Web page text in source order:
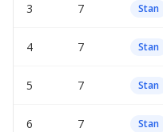
3 7 Stan
4 7 Stan
5 7 Stan
6 7 Stan